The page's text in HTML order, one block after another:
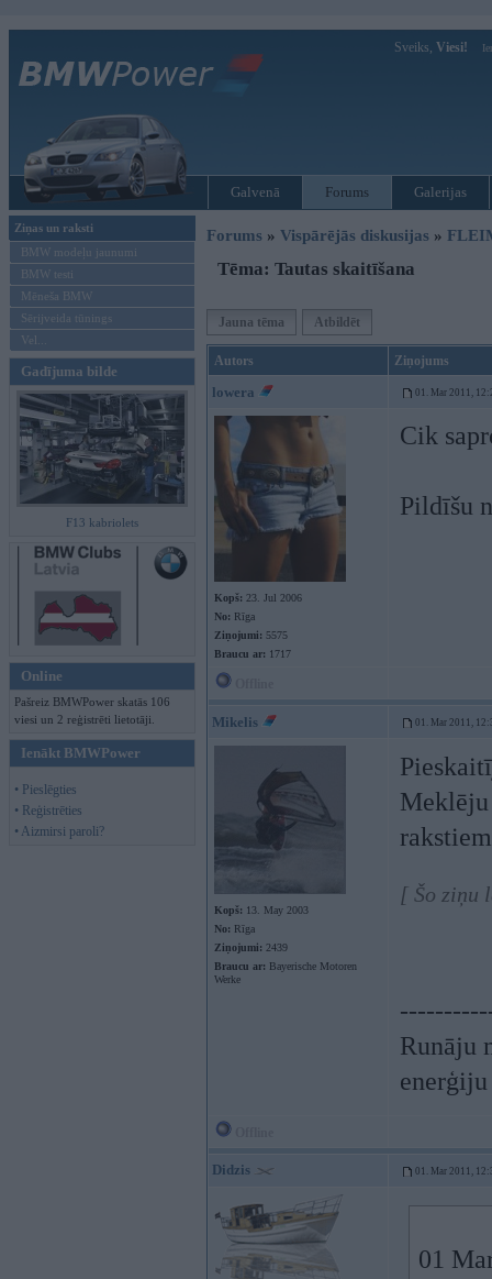
Sveiks, Viesi!
Galvenā Forums Galerijas
Ziņas un raksti
BMW modeļu jaunumi
BMW testi
Mēneša BMW
Sērijveida tūnings
Vel...
Gadījuma bilde
F13 kabriolets
Online
Pašreiz BMWPower skatās 106
viesi un 2 reģistrēti lietotāji.
Ienākt BMWPower
• Pieslēgties
• Reģistrēties
• Aizmirsi paroli?
Forums » Vispārējās diskusijas »
Tēma: Tautas skaitīšana
Jauna tēma Atbildēt
Autors Ziņojums
lowera 01. Mar 2011,
Kopš: 23. Jul 2006
No: Rīga
Ziņojumi: 5575
Braucu ar: 1717
Cik
Pildīšu
Mikelis 01. Mar 2011,
Kopš: 13. May 2003
No: Rīga
Ziņojumi: 2439
Braucu ar: Bayerische Motoren
Werke
[ Šo ziņu
Runāju
Didzis 01. Mar 2011,
01